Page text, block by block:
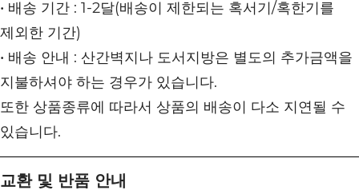
• 배송 기간 : 1-2달(배송이 제한되는 혹서기/혹한기를
제외한 기간)
• 배송 안내 : 산간벽지나 도서지방은 별도의 추가금액을
지불하셔야 하는 경우가 있습니다.
또한 상품종류에 따라서 상품의 배송이 다소 지연될 수
있습니다.
교환 및 반품 안내